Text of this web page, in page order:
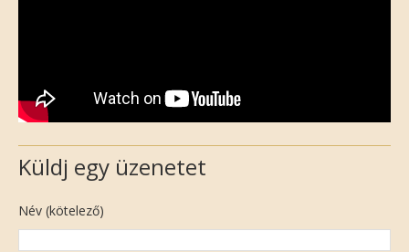
Küldj egy üzenetet
Név (kötelező)